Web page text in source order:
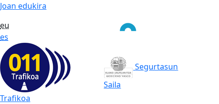
Joan edukira
eu
es
Trafikoa
Segurtasun
Saila